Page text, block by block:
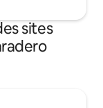
sites